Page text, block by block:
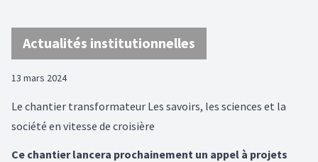
Actualités institutionnelles
13 mars 2024
Le chantier transformateur Les savoirs, les sciences et la
société en vitesse de croisière
Ce chantier lancera prochainement un appel à projets